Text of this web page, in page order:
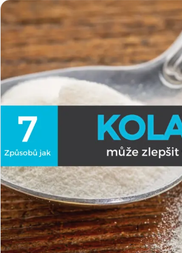
pokožke a vlasoch, ale predovšetkým
kĺbov a šliach, teda tých častí tela,
zaťažuje na maximum.